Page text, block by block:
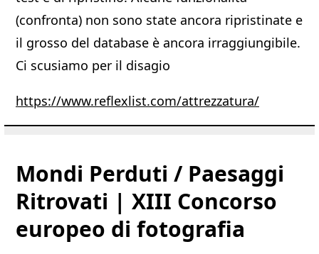
(confronta) non sono state ancora ripristinate e
il grosso del database è ancora irraggiungibile.
Ci scusiamo per il disagio
https://www.reflexlist.com/attrezzatura/
Mondi Perduti / Paesaggi
Ritrovati | XIII Concorso
europeo di fotografia